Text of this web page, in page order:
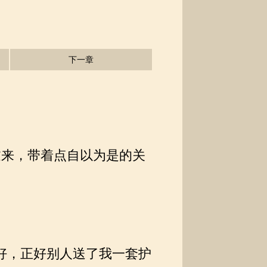
下一章
，带着点自以为是的关
正好别人送了我一套护